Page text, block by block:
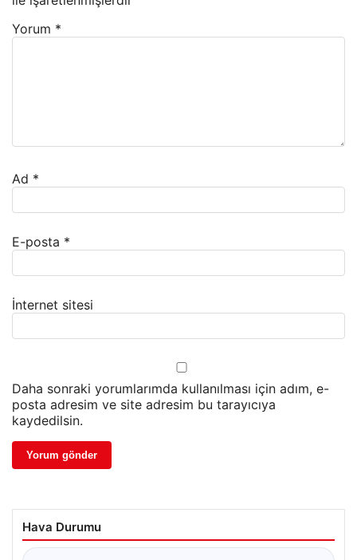
Yorum *
Ad *
E-posta *
İnternet sitesi
Daha sonraki yorumlarımda kullanılması için adım, e-
posta adresim ve site adresim bu tarayıcıya
kaydedilsin.
Hava Durumu